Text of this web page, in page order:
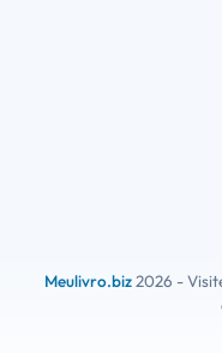
Meulivro.biz2026 -